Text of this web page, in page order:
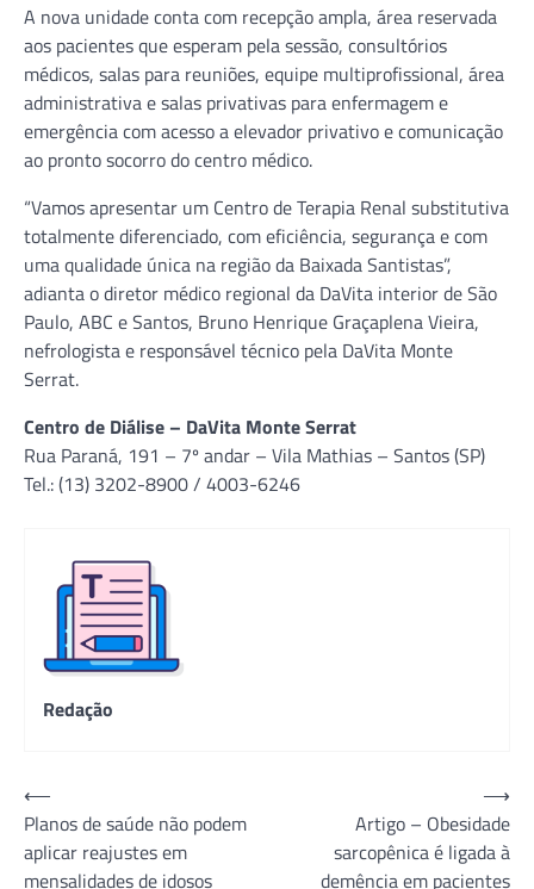
A nova unidade conta com recepção ampla, área reservada
aos pacientes que esperam pela sessão, consultórios
médicos, salas para reuniões, equipe multiprofissional, área
administrativa e salas privativas para enfermagem e
emergência com acesso a elevador privativo e comunicação
ao pronto socorro do centro médico.
“Vamos apresentar um Centro de Terapia Renal substitutiva
totalmente diferenciado, com eficiência, segurança e com
uma qualidade única na região da Baixada Santistas”,
adianta o diretor médico regional da DaVita interior de São
Paulo, ABC e Santos, Bruno Henrique Graçaplena Vieira,
nefrologista e responsável técnico pela DaVita Monte
Serrat.
Centro de Diálise – DaVita Monte Serrat
Rua Paraná, 191 – 7º andar – Vila Mathias – Santos (SP)
Tel.: (13) 3202-8900 / 4003-6246
Redação
Navegação
de
Post
⟵
Planos de saúde não podem
aplicar reajustes em
mensalidades de idosos
Artigo – Obesidade
sarcopênica é ligada à
demência em pacientes
⟶